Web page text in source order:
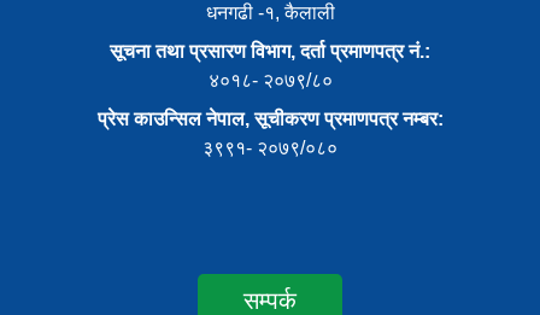
धनगढी -१, कैलाली
सूचना तथा प्रसारण विभाग, दर्ता प्रमाणपत्र नं.:
४०१८- २०७९/८०
प्रेस काउन्सिल नेपाल, सूचीकरण प्रमाणपत्र नम्बर:
३९९१- २०७९/०८०
सम्पर्क